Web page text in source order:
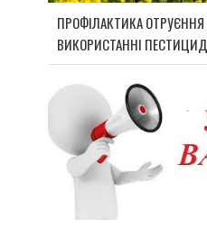
ПРОФІЛАКТИКА
ВИКОРИСТАННІ